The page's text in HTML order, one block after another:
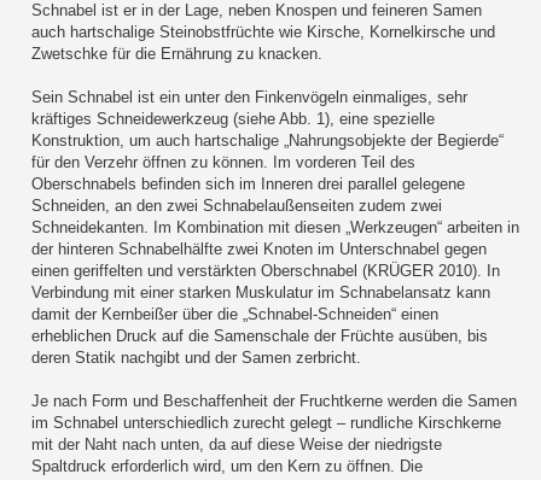
Schnabel ist er in der Lage, neben Knospen und feineren Samen
auch hartschalige Steinobstfrüchte wie Kirsche, Kornelkirsche und
Zwetschke für die Ernährung zu knacken.
Sein Schnabel ist ein unter den Finkenvögeln einmaliges, sehr
kräftiges Schneidewerkzeug (siehe Abb. 1), eine spezielle
Konstruktion, um auch hartschalige „Nahrungsobjekte der Begierde“
für den Verzehr öffnen zu können. Im vorderen Teil des
Oberschnabels befinden sich im Inneren drei parallel gelegene
Schneiden, an den zwei Schnabelaußenseiten zudem zwei
Schneidekanten. Im Kombination mit diesen „Werkzeugen“ arbeiten in
der hinteren Schnabelhälfte zwei Knoten im Unterschnabel gegen
einen geriffelten und verstärkten Oberschnabel (KRÜGER 2010). In
Verbindung mit einer starken Muskulatur im Schnabelansatz kann
damit der Kernbeißer über die „Schnabel-Schneiden“ einen
erheblichen Druck auf die Samenschale der Früchte ausüben, bis
deren Statik nachgibt und der Samen zerbricht.
Je nach Form und Beschaffenheit der Fruchtkerne werden die Samen
im Schnabel unterschiedlich zurecht gelegt – rundliche Kirschkerne
mit der Naht nach unten, da auf diese Weise der niedrigste
Spaltdruck erforderlich wird, um den Kern zu öffnen. Die